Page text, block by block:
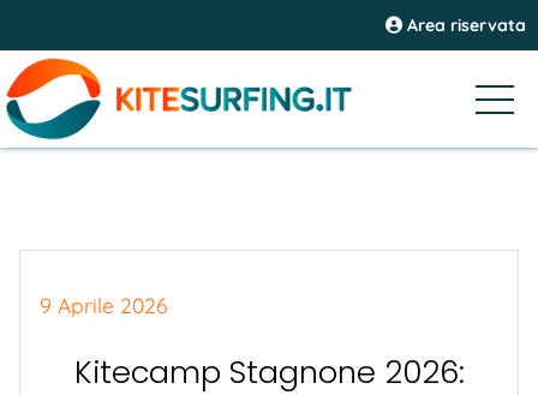
Area riservata
9 Aprile 2026
Kitecamp Stagnone 2026: